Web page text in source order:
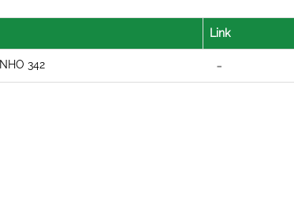
Link
342